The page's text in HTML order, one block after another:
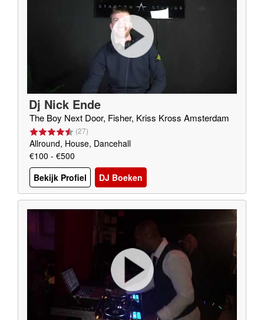
Dj Nick Ende
The Boy Next Door, Fisher, Kriss Kross Amsterdam
(27)
Allround, House, Dancehall
€100 - €500
Bekijk Profiel
DJ Boeken